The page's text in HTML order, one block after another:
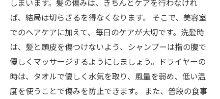
しまいます。髪の傷みは、きちんとケアを行わなけれ
ば、結局は切らざるを得なくなります。 そこで、美容室
でのヘアケアに加えて、毎日のケアが大切です。洗髪時
は、髪と頭皮を傷つけないよう、シャンプーは指の腹で
優しくマッサージするようにしましょう。ドライヤーの
時は、タオルで優しく水気を取り、風量を弱め、低い温
度を使うことで傷みを防止できます。 また、普段の食事